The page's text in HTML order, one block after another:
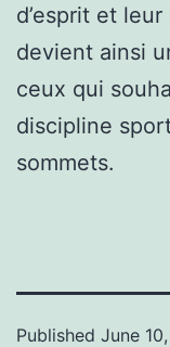
d’esprit et
devient ainsi
ceux qui
discipline
sommets.
Published June